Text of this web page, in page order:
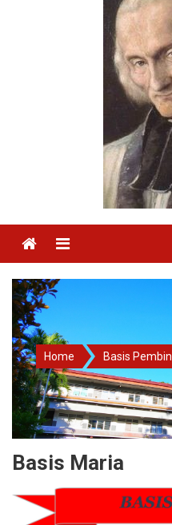
Menu
Home Basis
Basis Maria